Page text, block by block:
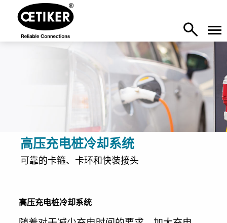
高压充电桩冷却系统
可靠的卡箍、卡环和快装接头
高压充电桩冷却系统